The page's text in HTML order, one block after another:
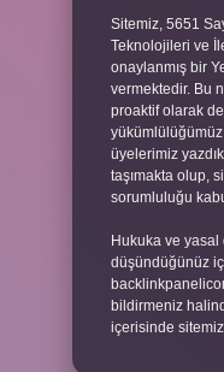
Sitemiz, 5651
Teknolojileri ve
onaylanmış bir
vermektedir. Bu
proaktif olarak
yükümlülüğümüz
üyelerimiz
taşımakta olup,
sorumluluğu
Hukuka ve yasal
düşündüğünüz
bildirmeniz
içerisinde